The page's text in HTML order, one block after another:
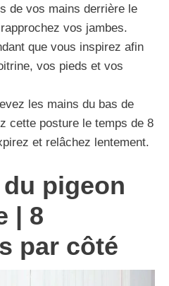
de vos mains derrière le
vos jambes.
que vous inspirez afin
vos pieds et vos
les mains du bas de
cette posture le temps de 8
et relâchez lentement.
pigeon
| 8
par côté